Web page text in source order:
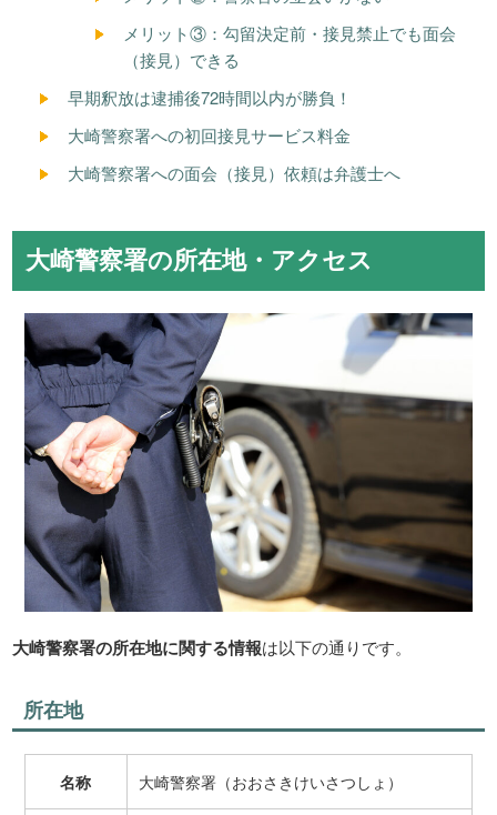
メリット③：勾留決定前・接見禁止でも面会
（接見）できる
早期釈放は逮捕後72時間以内が勝負！
大崎警察署への初回接見サービス料金
大崎警察署への面会（接見）依頼は弁護士へ
大崎警察署の所在地・アクセス
大崎警察署の所在地に関する情報は以下の通りです。
所在地
名称 大崎警察署（おおさきけいさつしょ）